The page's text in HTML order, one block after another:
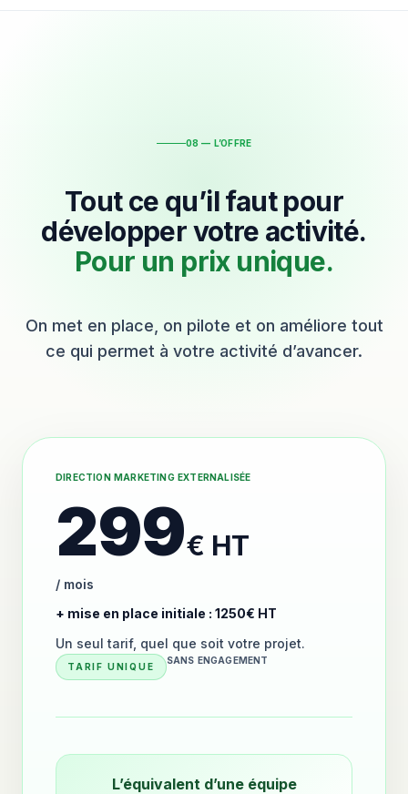
08 — L’OFFRE
Tout ce qu’il faut pour
développer votre activité.
Pour un prix unique.
On met en place, on pilote et on améliore tout
ce qui permet à votre activité d’avancer.
DIRECTION MARKETING EXTERNALISÉE
299€ HT
/ mois
+ mise en place initiale : 1250€ HT
Un seul tarif, quel que soit votre projet.
TARIF UNIQUE
SANS ENGAGEMENT
L’équivalent d’une équipe